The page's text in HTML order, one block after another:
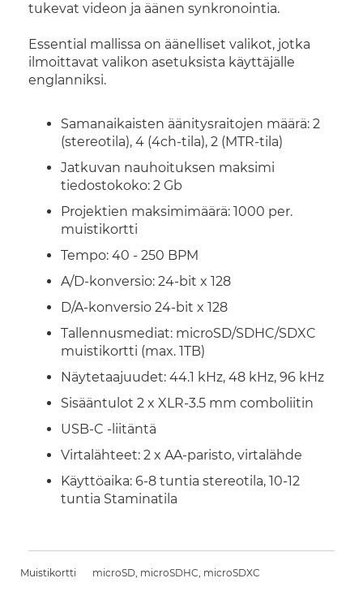
tukevat videon ja äänen synkronointia.
Essential mallissa on äänelliset valikot, jotka
ilmoittavat valikon asetuksista käyttäjälle
englanniksi.
Samanaikaisten äänitysraitojen määrä: 2
(stereotila), 4 (4ch-tila), 2 (MTR-tila)
Jatkuvan nauhoituksen maksimi
tiedostokoko: 2 Gb
Projektien maksimimäärä: 1000 per.
muistikortti
Tempo: 40 - 250 BPM
A/D-konversio: 24-bit x 128
D/A-konversio 24-bit x 128
Tallennusmediat: microSD/SDHC/SDXC
muistikortti (max. 1TB)
Näytetaajuudet: 44.1 kHz, 48 kHz, 96 kHz
Sisääntulot 2 x XLR-3.5 mm comboliitin
USB-C -liitäntä
Virtalähteet: 2 x AA-paristo, virtalähde
Käyttöaika: 6-8 tuntia stereotila, 10-12
tuntia Staminatila
Muistikortti microSD, microSDHC, microSDXC